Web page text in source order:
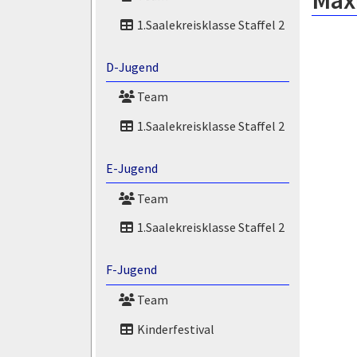
1.Saalekreisklasse Staffel 2
D-Jugend
Team
1.Saalekreisklasse Staffel 2
E-Jugend
Team
1.Saalekreisklasse Staffel 2
F-Jugend
Team
Kinderfestival